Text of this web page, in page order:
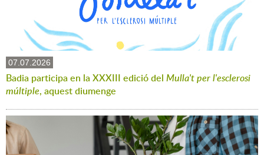
07.07.2026
Badia participa en la XXXIII edició del Mulla't per l'esclerosi
múltiple, aquest diumenge